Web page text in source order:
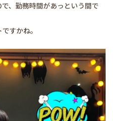
、勤務時間があっという間で
すかね。